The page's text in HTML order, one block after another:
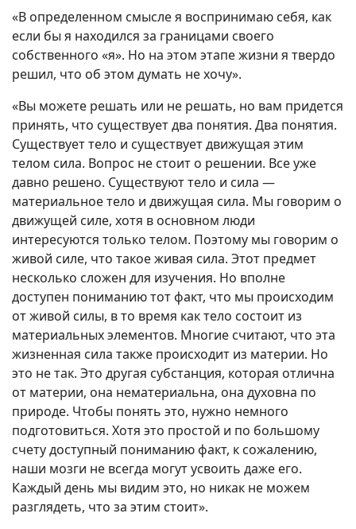
«В определенном смысле я воспринимаю себя, как
если бы я находился за границами своего
собственного «я». Но на этом этапе жизни я твердо
решил, что об этом думать не хочу».
«Вы можете решать или не решать, но вам придется
принять, что существует два понятия. Два понятия.
Существует тело и существует движущая этим
телом сила. Вопрос не стоит о решении. Все уже
давно решено. Существуют тело и сила —
материальное тело и движущая сила. Мы говорим о
движущей силе, хотя в основном люди
интересуются только телом. Поэтому мы говорим о
живой силе, что такое живая сила. Этот предмет
несколько сложен для изучения. Но вполне
доступен пониманию тот факт, что мы происходим
от живой силы, в то время как тело состоит из
материальных элементов. Многие считают, что эта
жизненная сила также происходит из материи. Но
это не так. Это другая субстанция, которая отлична
от материи, она нематериальна, она духовна по
природе. Чтобы понять это, нужно немного
подготовиться. Хотя это простой и по большому
счету доступный пониманию факт, к сожалению,
наши мозги не всегда могут усвоить даже его.
Каждый день мы видим это, но никак не можем
разглядеть, что за этим стоит».